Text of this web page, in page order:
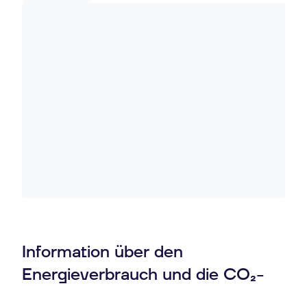
Information über den
Energieverbrauch und die CO₂-